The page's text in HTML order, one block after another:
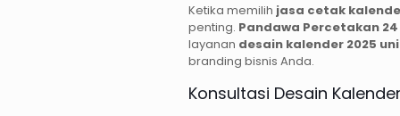
Ketika memilih jasa cetak
penting. Pandawa Percetakan
layanan desain kalender 2025
branding bisnis Anda.
Konsultasi Desain